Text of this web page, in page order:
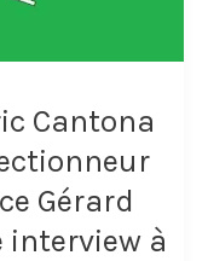
Cantona
Gérard
interview à